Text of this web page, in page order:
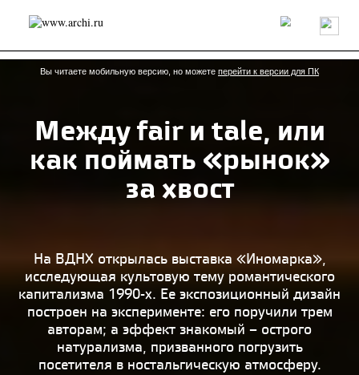
Россия Мир Технологии Интерьер Пресса
Архитекторы
Проекты
Конкурсы События Книги Вакансии
send.project Анонсы конкурсов
Блог
Интервью
Обзор
Объект
Результаты конкурса
Рецензия Архитектура
Вы читаете мобильную версию, но можете перейти к версии для ПК
Между fair и tale, или
как поймать «рынок»
за хвост
На ВДНХ открылась выставка «Иномарка»,
исследующая культовую тему романтического
капитализма 1990-х. Ее экспозиционный дизайн
построен на эксперименте: его поручили трем
авторам; а эффект знакомый – острого
натурализма, призванного погрузить
посетителя в ностальгическую атмосферу.